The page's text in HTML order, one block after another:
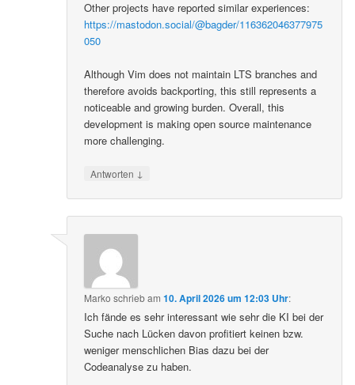
Other projects have reported similar experiences:
https://mastodon.social/@bagder/116362046377975
050
Although Vim does not maintain LTS branches and
therefore avoids backporting, this still represents a
noticeable and growing burden. Overall, this
development is making open source maintenance
more challenging.
Antworten ↓
Marko schriebam10. April 2026 um 12:03 Uhr:
Ich fände es sehr interessant wie sehr die KI bei der
Suche nach Lücken davon profitiert keinen bzw.
weniger menschlichen Bias dazu bei der
Codeanalyse zu haben.